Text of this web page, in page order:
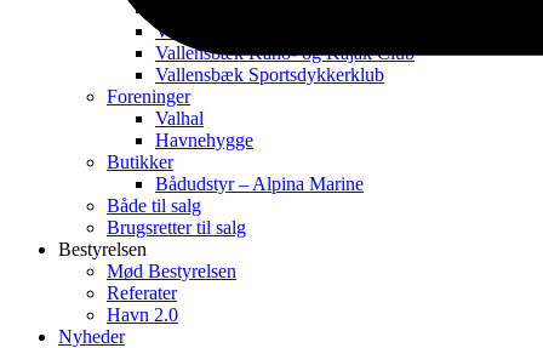
Vallensbæk Båd klub
Vallensbæk Kano- og Kajak Club
Vallensbæk Sportsdykkerklub
Foreninger
Valhal
Havnehygge
Butikker
Bådudstyr – Alpina Marine
Både til salg
Brugsretter til salg
Bestyrelsen
Mød Bestyrelsen
Referater
Havn 2.0
Nyheder